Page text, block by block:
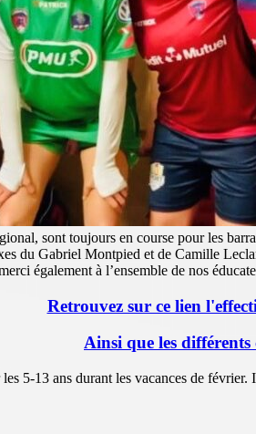
sont toujours en course pour les
du Gabriel Montpied et de Camille
également à l’ensemble de nos
Retrouvez sur ce lien
Ainsi que les différents
5-13 ans durant les vacances de